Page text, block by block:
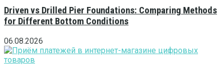
Driven vs Drilled Pier Foundations: Comparing Methods
for Different Bottom Conditions
06.08.2026